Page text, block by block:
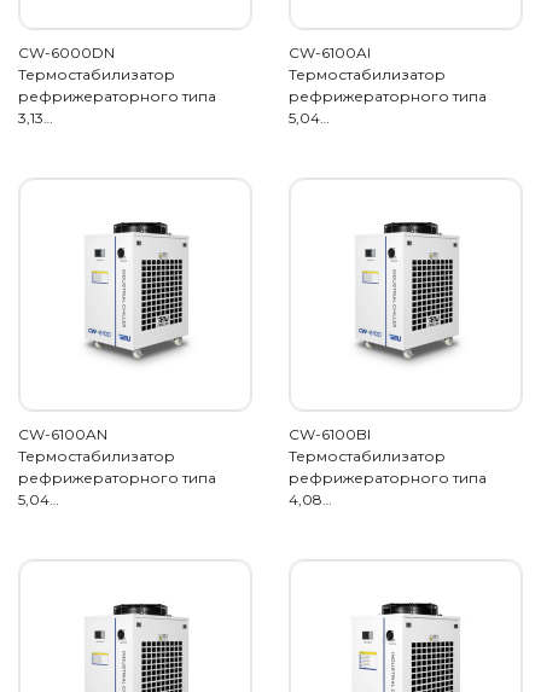
CW-6000DN
Термостабилизатор
рефрижераторного типа
3,13…
CW-6100AI
Термостабилизатор
рефрижераторного типа
5,04…
CW-6100AN
Термостабилизатор
рефрижераторного типа
5,04…
CW-6100BI
Термостабилизатор
рефрижераторного типа
4,08…